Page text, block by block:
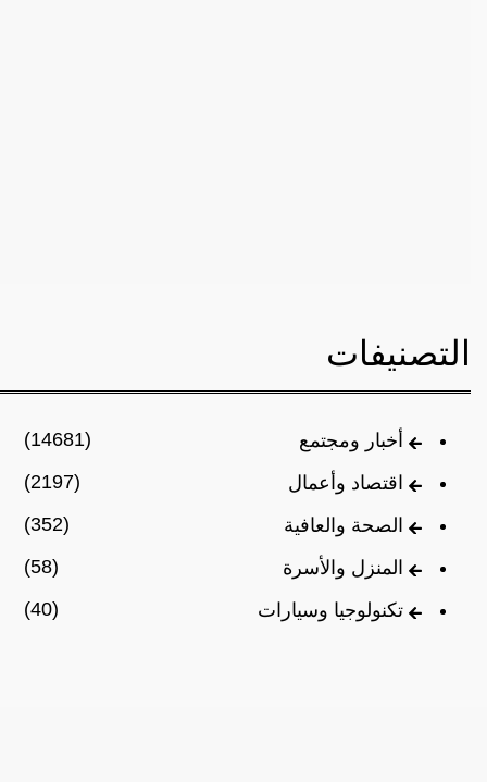
التصنيفات
أخبار ومجتمع
(14681)
اقتصاد وأعمال
(2197)
الصحة والعافية
(352)
المنزل والأسرة
(58)
تكنولوجيا وسيارات
(40)